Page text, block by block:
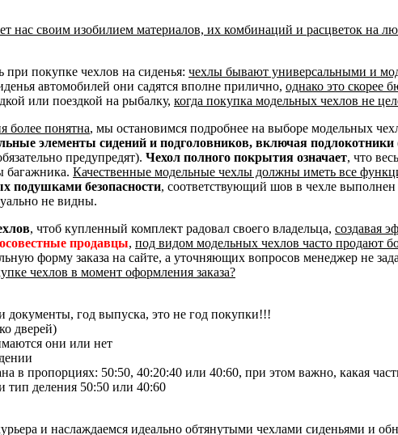
нас своим изобилием материалов, их комбинаций и расцветок на
покупке чехлов на сиденья: чехлы бывают универсальными и
автомобилей они садятся вполне прилично, однако это скорее
или поездкой на рыбалку, когда покупка модельных чехлов не
более понятна, мы остановимся подробнее на выборе модельных
элементы сидений и подголовников, включая подлокотники
предупредят). Чехол полного покрытия означает, что
багажника. Качественные модельные чехлы должны иметь все
подушками безопасности, соответствующий шов в чехле
не видны.
, чтоб купленный комплект радовал своего владельца, создавая
продавцы, под видом модельных чехлов часто продают
форму заказа на сайте, а уточняющих вопросов менеджер не
чехлов в момент оформления заказа?
документы, год выпуска, это не год покупки!!!
дверей)
они или нет
в пропорциях: 50:50, 40:20:40 или 40:60, при этом важно, какая
тип деления 50:50 или 40:60
и наслаждаемся идеально обтянутыми чехлами сиденьями и